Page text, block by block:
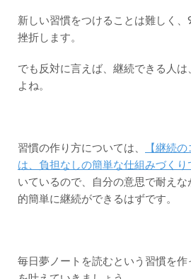
新しい習慣をつけることは難しく
挫折します。
でも反対に言えば、継続できる人
よね。
習慣の作り方については、
【継続
は、負担なしの簡単な仕組みづくり
いているので、自分の意思で耐え
的簡単に継続ができるはずです。
毎日夢ノートを読むという習慣を